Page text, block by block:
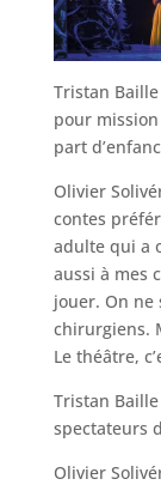
Tristan
pour
part
Olivier
contes
adulte qui a
aussi à mes
jouer. On ne
chirurgiens.
Le théâtre,
Tristan
spectateurs
Olivier